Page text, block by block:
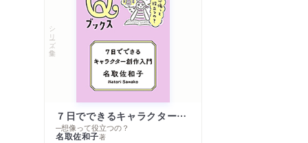
シリーズ・全集
７日でできるキャラクター創作入門
─想像って役立つの？
名取佐和子著